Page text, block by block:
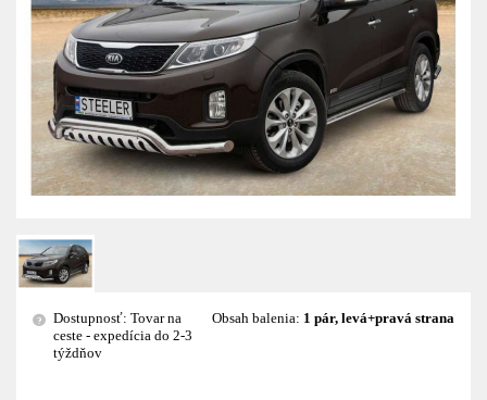
?
Dostupnosť: Tovar na
ceste - expedícia do 2-3
týždňov
Obsah balenia: 1 pár, levá+pravá strana